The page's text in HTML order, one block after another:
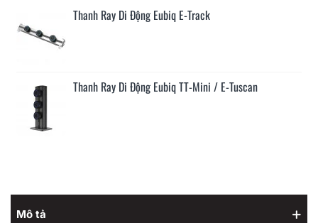
Ổ Cắm Tiếp Điện Eubiq ITL4
Ổ Cắm Tiếp Điện Eubiq GS4
Mô tả